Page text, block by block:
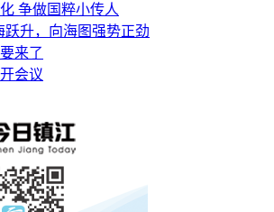
争做国粹小传人
跃升，向海图强势正劲
来了
会议